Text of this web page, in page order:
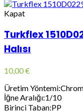
Kapat
Turkflex
Halısı
10,00€
Üretim
İğne Aralığı:1/10
Birinci Taban:PP